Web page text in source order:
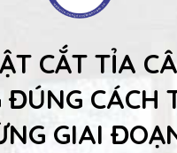
CẮT TỈA
ĐÚNG CÁCH
GIAI